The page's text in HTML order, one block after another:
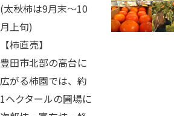
(太秋柿は9月末～10
月上旬)
【柿直売】
豊田市北部の高台に
広がる柿園では、約
1ヘクタールの圃場に